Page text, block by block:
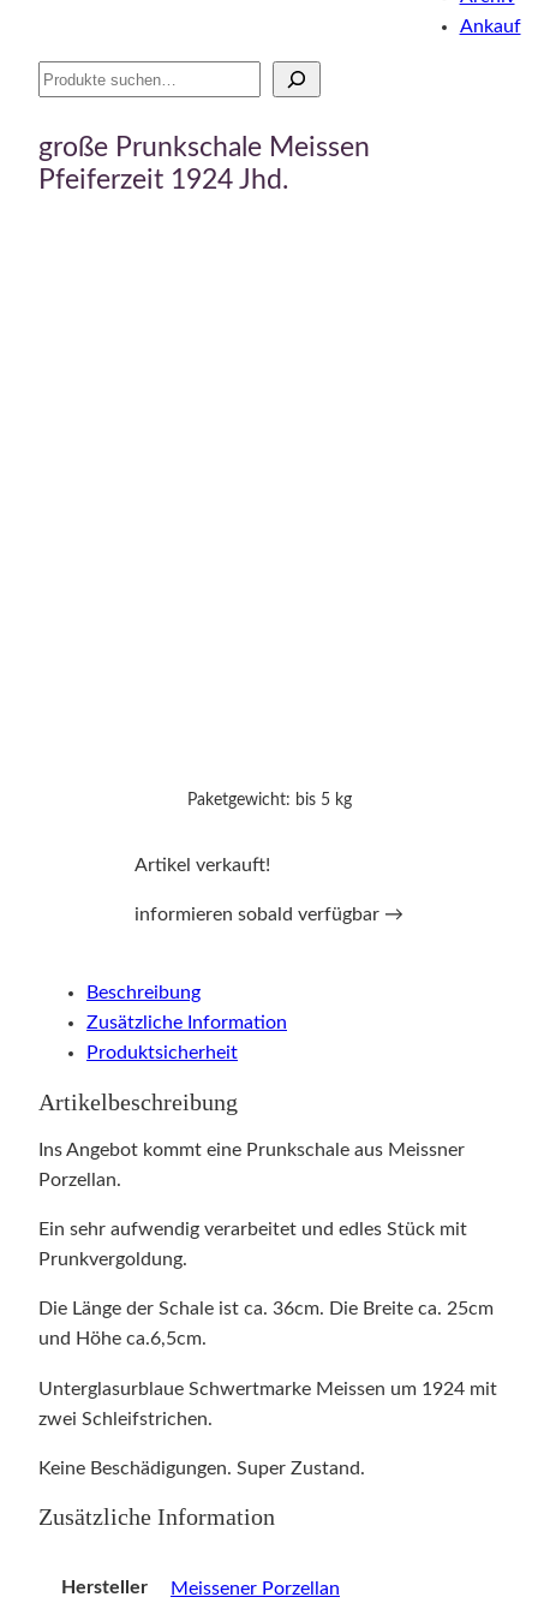
Suche
Ankauf
große Prunkschale Meissen
Pfeiferzeit 1924 Jhd.
Paketgewicht: bis 5 kg
Artikel verkauft!
informieren sobald verfügbar →
Beschreibung
Zusätzliche Information
Produktsicherheit
Artikelbeschreibung
Ins Angebot kommt eine Prunkschale aus Meissner
Porzellan.
Ein sehr aufwendig verarbeitet und edles Stück mit
Prunkvergoldung.
Die Länge der Schale ist ca. 36cm. Die Breite ca. 25cm
und Höhe ca.6,5cm.
Unterglasurblaue Schwertmarke Meissen um 1924 mit
zwei Schleifstrichen.
Keine Beschädigungen. Super Zustand.
Zusätzliche Information
Hersteller Meissener Porzellan